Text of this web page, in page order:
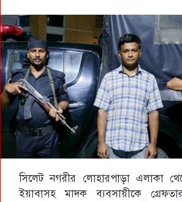
সিলেট নগরীর লোহারপাড়া এলাকা
ইয়াবাসহ মাদক ব্যবসায়ীকে